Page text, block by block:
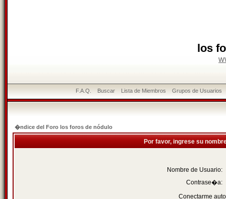
los
F.A.Q. Buscar Lista de Miembros Grupos de Usuarios
�ndice del Foro los foros de nódulo
Por favor, ingrese su
Nombre de Usuario:
Contrase�a:
Conectarme